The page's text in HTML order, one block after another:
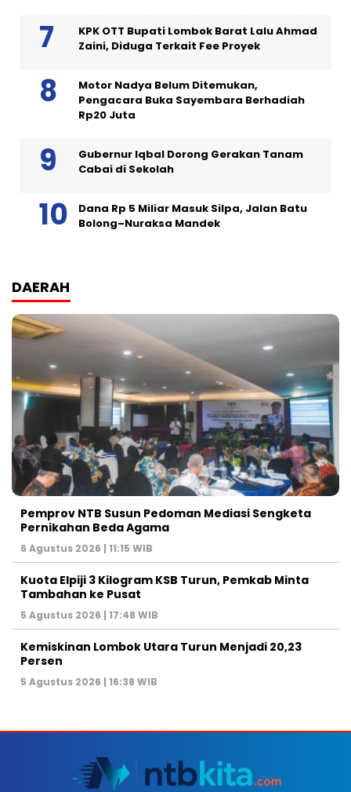
KPK OTT Bupati Lombok Barat Lalu Ahmad
Zaini, Diduga Terkait Fee Proyek
Motor Nadya Belum Ditemukan,
Pengacara Buka Sayembara Berhadiah
Rp20 Juta
Gubernur Iqbal Dorong Gerakan Tanam
Cabai di Sekolah
Dana Rp 5 Miliar Masuk Silpa, Jalan Batu
Bolong–Nuraksa Mandek
DAERAH
Pemprov NTB Susun Pedoman Mediasi Sengketa
Pernikahan Beda Agama
6 Agustus 2026 | 11:15 WIB
Kuota Elpiji 3 Kilogram KSB Turun, Pemkab Minta
Tambahan ke Pusat
5 Agustus 2026 | 17:48 WIB
Kemiskinan Lombok Utara Turun Menjadi 20,23
Persen
5 Agustus 2026 | 16:38 WIB